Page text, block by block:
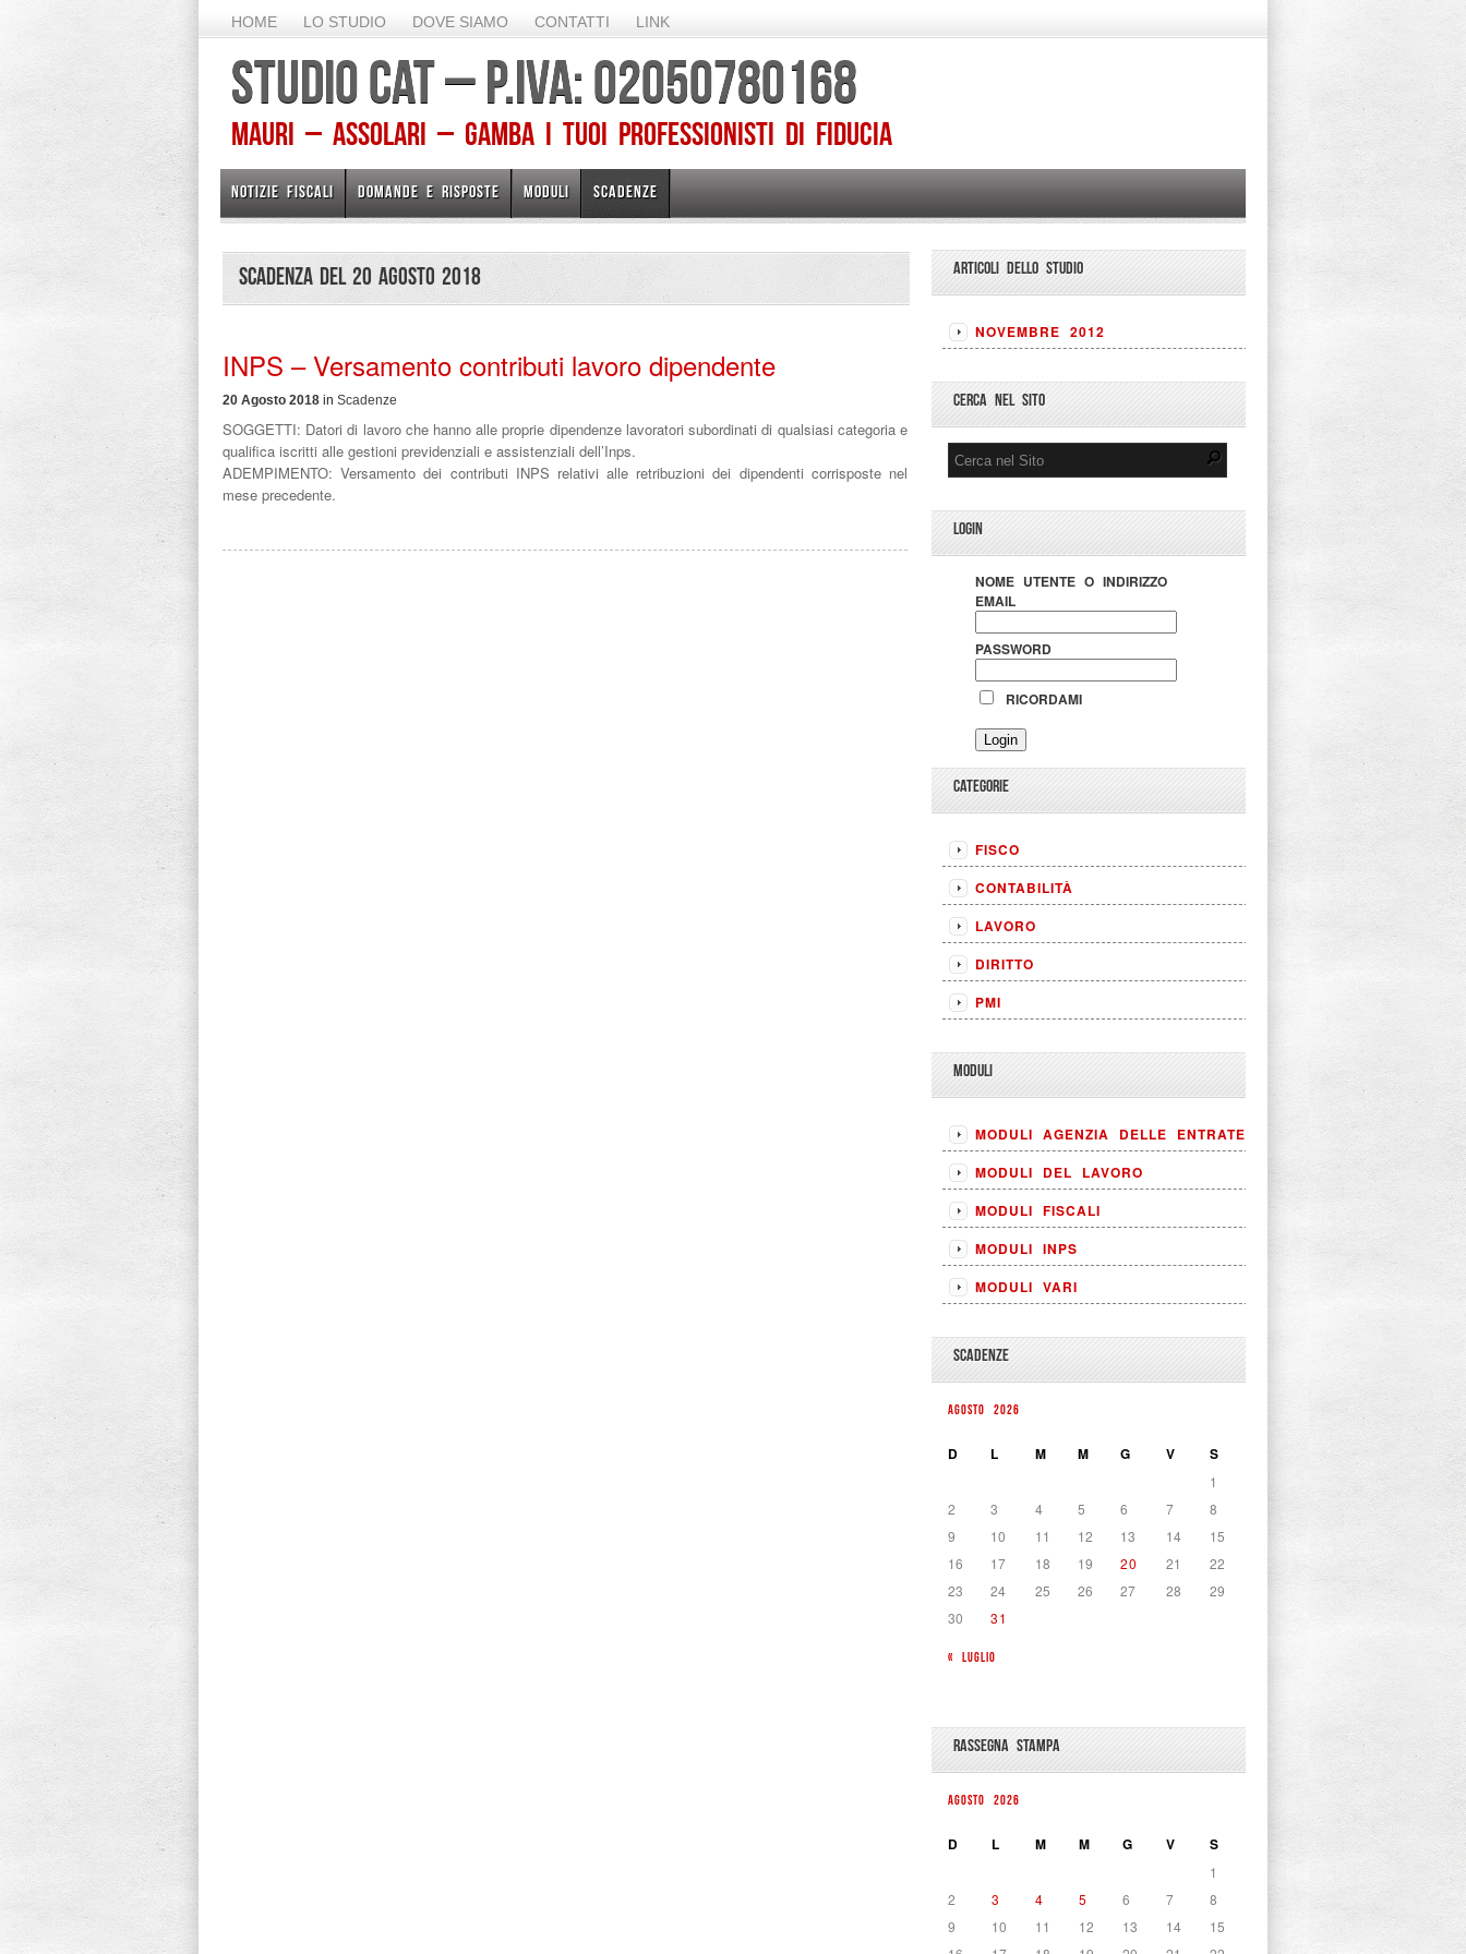
HOME LO STUDIO DOVE SIAMO CONTATTI LINK
STUDIO CAT – P.IVA: 02050780168
Mauri – Assolari – Gamba I TUOI PROFESSIONISTI DI FIDUCIA
NOTIZIE FISCALI DOMANDE E RISPOSTE MODULI SCADENZE
Scadenza del 20 Agosto 2018
INPS – Versamento contributi lavoro dipendente
20 Agosto 2018 in Scadenze
SOGGETTI: Datori di lavoro che hanno alle proprie dipendenze lavoratori subordinati di qualsiasi categoria e
qualifica iscritti alle gestioni previdenziali e assistenziali dell’Inps.
ADEMPIMENTO: Versamento dei contributi INPS relativi alle retribuzioni dei dipendenti corrisposte nel
mese precedente.
ARTICOLI DELLO STUDIO
NOVEMBRE 2012
CERCA NEL SITO
LOGIN
NOME UTENTE O INDIRIZZO
EMAIL
PASSWORD
RICORDAMI
CATEGORIE
FISCO
CONTABILITÀ
LAVORO
DIRITTO
PMI
MODULI
MODULI AGENZIA DELLE ENTRATE
MODULI DEL LAVORO
MODULI FISCALI
MODULI INPS
MODULI VARI
SCADENZE
AGOSTO 2026
D L M M G V S
« LUGLIO
1
2
3 4 5 6 7
8
9
10 11 12 13 14
15
16
17 18 19 20 21
22
23
24 25 26 27 28
29
30
31
RASSEGNA STAMPA
AGOSTO 2026
D L M M G V S
1
2
3 4 5 6 7
8
9
10 11 12 13 14
15